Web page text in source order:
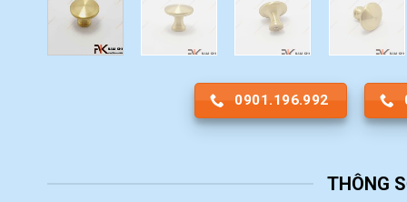
0901.196.992
THÔNG